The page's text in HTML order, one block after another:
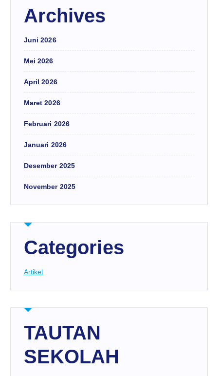
Archives
Juni 2026
Mei 2026
April 2026
Maret 2026
Februari 2026
Januari 2026
Desember 2025
November 2025
Categories
Artikel
TAUTAN
SEKOLAH